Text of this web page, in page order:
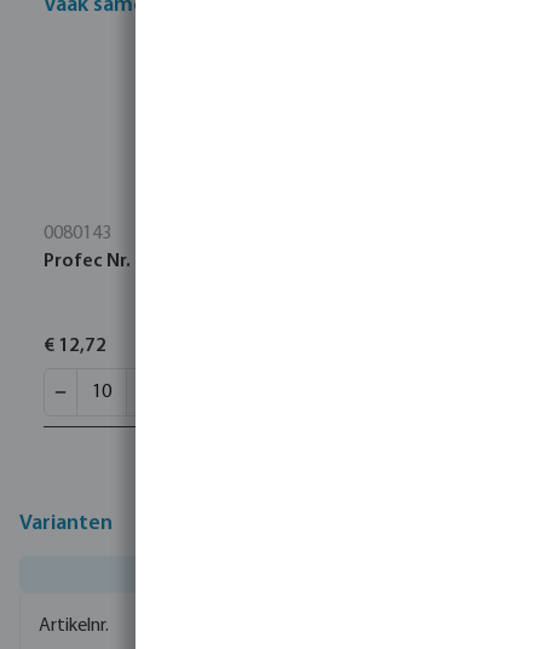
Vaak samen gekocht
0080143
Profec Nr. 270 Sok RVS 316 1/2" binnendraad 16bar
€ 12,72
Varianten